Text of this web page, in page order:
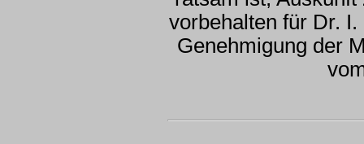
vorbehalten für Dr.
Genehmigung der